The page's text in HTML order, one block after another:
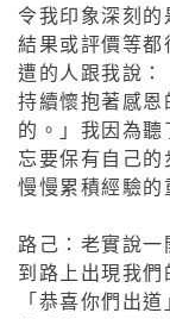
令我印象深刻的
結果或評價等都
遭的人跟我說：
持續懷抱著感恩
的。」我因為
忘要保有自己的
慢慢累積經驗的
路己：老實說一
到路上出現我們
「恭喜你們出